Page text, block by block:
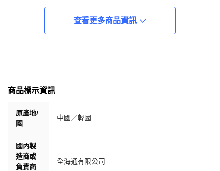
查看更多商品資訊
商品標示資訊
原產地/
國
中國／韓國
國內製
造商或
負責商
全海通有限公司